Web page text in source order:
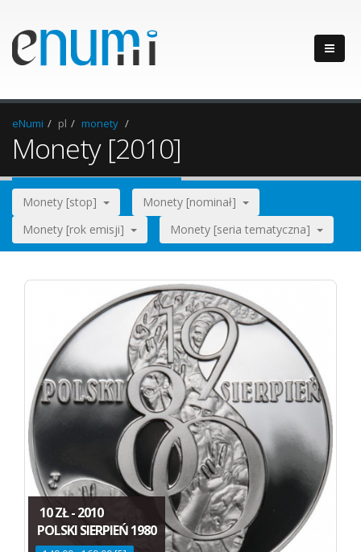
eNumi pl monety
Monety [2010]
Monety [stop]
Monety [nominał]
Monety [rok emisji]
Monety [seria tematyczna]
10 ZŁ - 2010
POLSKI SIERPIEŃ 1980